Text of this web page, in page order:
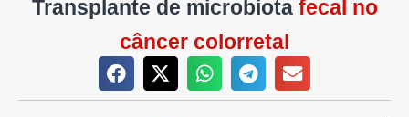
Transplante de microbiota fecal no
câncer colorretal